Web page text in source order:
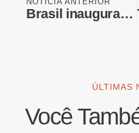
Brasil inaugura descarbonização do transporte marítimo
ÚLTIMAS
Você